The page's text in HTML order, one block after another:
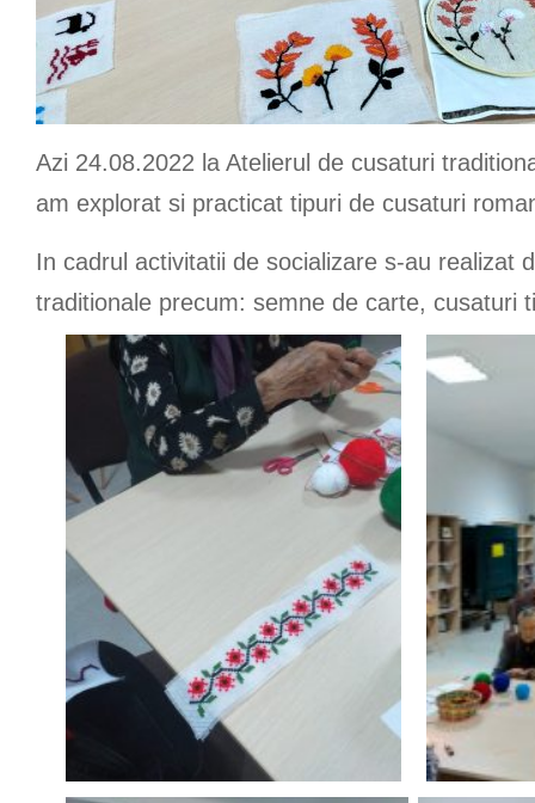
Azi 24.08.2022 la Atelierul de cusaturi
am explorat si practicat tipuri de cusaturi
In cadrul activitatii de socializare s-au realizat
traditionale precum: semne de carte, cusaturi